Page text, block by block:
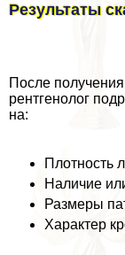
Результаты
После
рентгенолог
на:
Плотность
Наличие
Размеры
Хаpaктер